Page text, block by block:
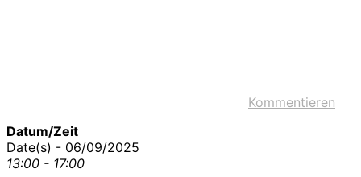
Kommentieren
Datum/Zeit
Date(s) - 06/09/2025
13:00 - 17:00